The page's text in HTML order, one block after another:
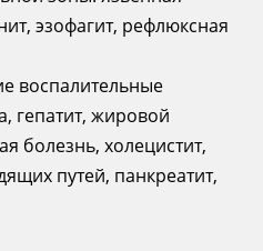
эзофагит, рефлюксная
воспалительные
гепатит, жировой
болезнь, холецистит,
путей, панкреатит,